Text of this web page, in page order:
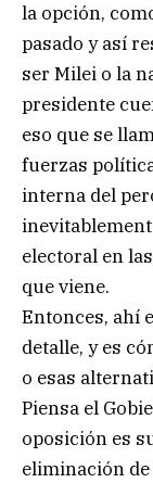
la opción,
pasado y así
ser Milei o la
presidente
eso que se
fuerzas
interna del
electoral en
que viene.
Entonces, ahí
detalle, y es
o esas
Piensa el
oposición es
eliminación